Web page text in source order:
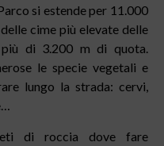
si estende per 11.000
cime più elevate delle
di 3.200 m di quota.
le specie vegetali e
lungo la strada: cervi,
di roccia dove fare